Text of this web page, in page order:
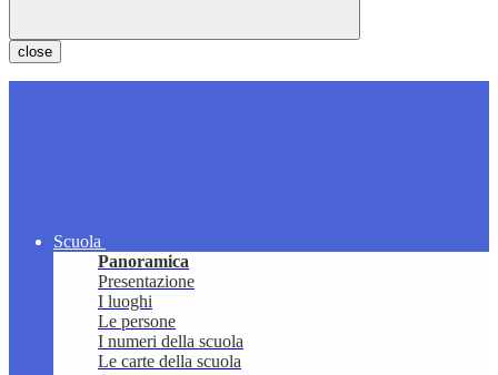
close
Scuola
Panoramica
Presentazione
I luoghi
Le persone
I numeri della scuola
Le carte della scuola